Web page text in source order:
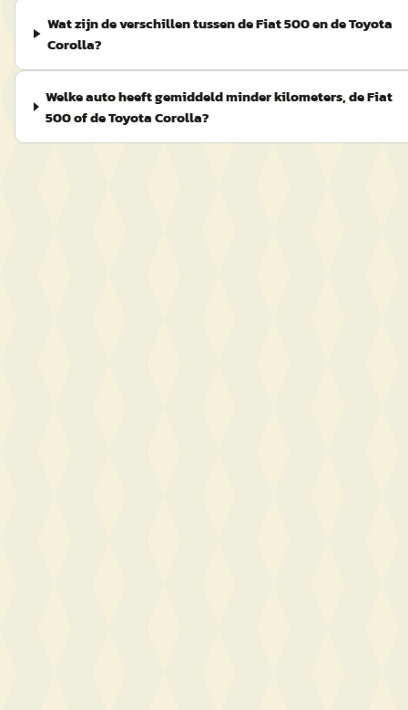
Wat zijn de verschillen tussen de Fiat 500 en de Toyota
Corolla?
Welke auto heeft gemiddeld minder kilometers, de Fiat
500 of de Toyota Corolla?